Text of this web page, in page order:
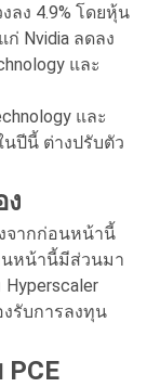
ลง 4.9% โดยหุ้น
Nvidia ลดลง
และ
และ
นปีนี้ ต่างปรับตัว
ง
จากก่อนหน้านี้
นหน้านี้มีส่วนมา
รับการลงทุน